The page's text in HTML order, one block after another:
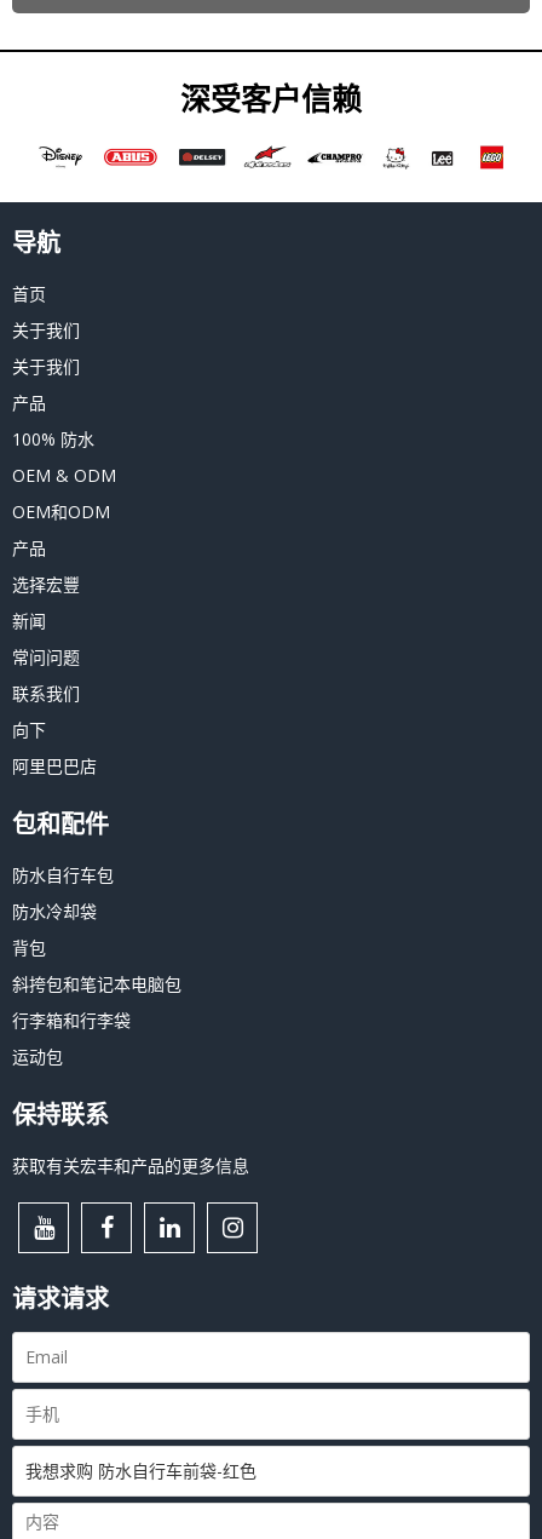
深受客户信赖
导航
首页
关于我们
关于我们
产品
100% 防水
OEM & ODM
OEM和ODM
产品
选择宏豐
新闻
常问问题
联系我们
向下
阿里巴巴店
包和配件
防水自行车包
防水冷却袋
背包
斜挎包和笔记本电脑包
行李箱和行李袋
运动包
保持联系
获取有关宏丰和产品的更多信息
请求请求